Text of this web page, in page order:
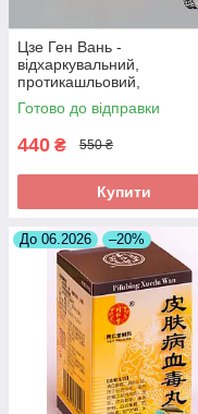
Цзе Ген Вань -
відхаркувальний,
протикашльовий,
протизапальний
Готово до відправки
440 ₴ 550 ₴
Купити
До 06.2026 –20%